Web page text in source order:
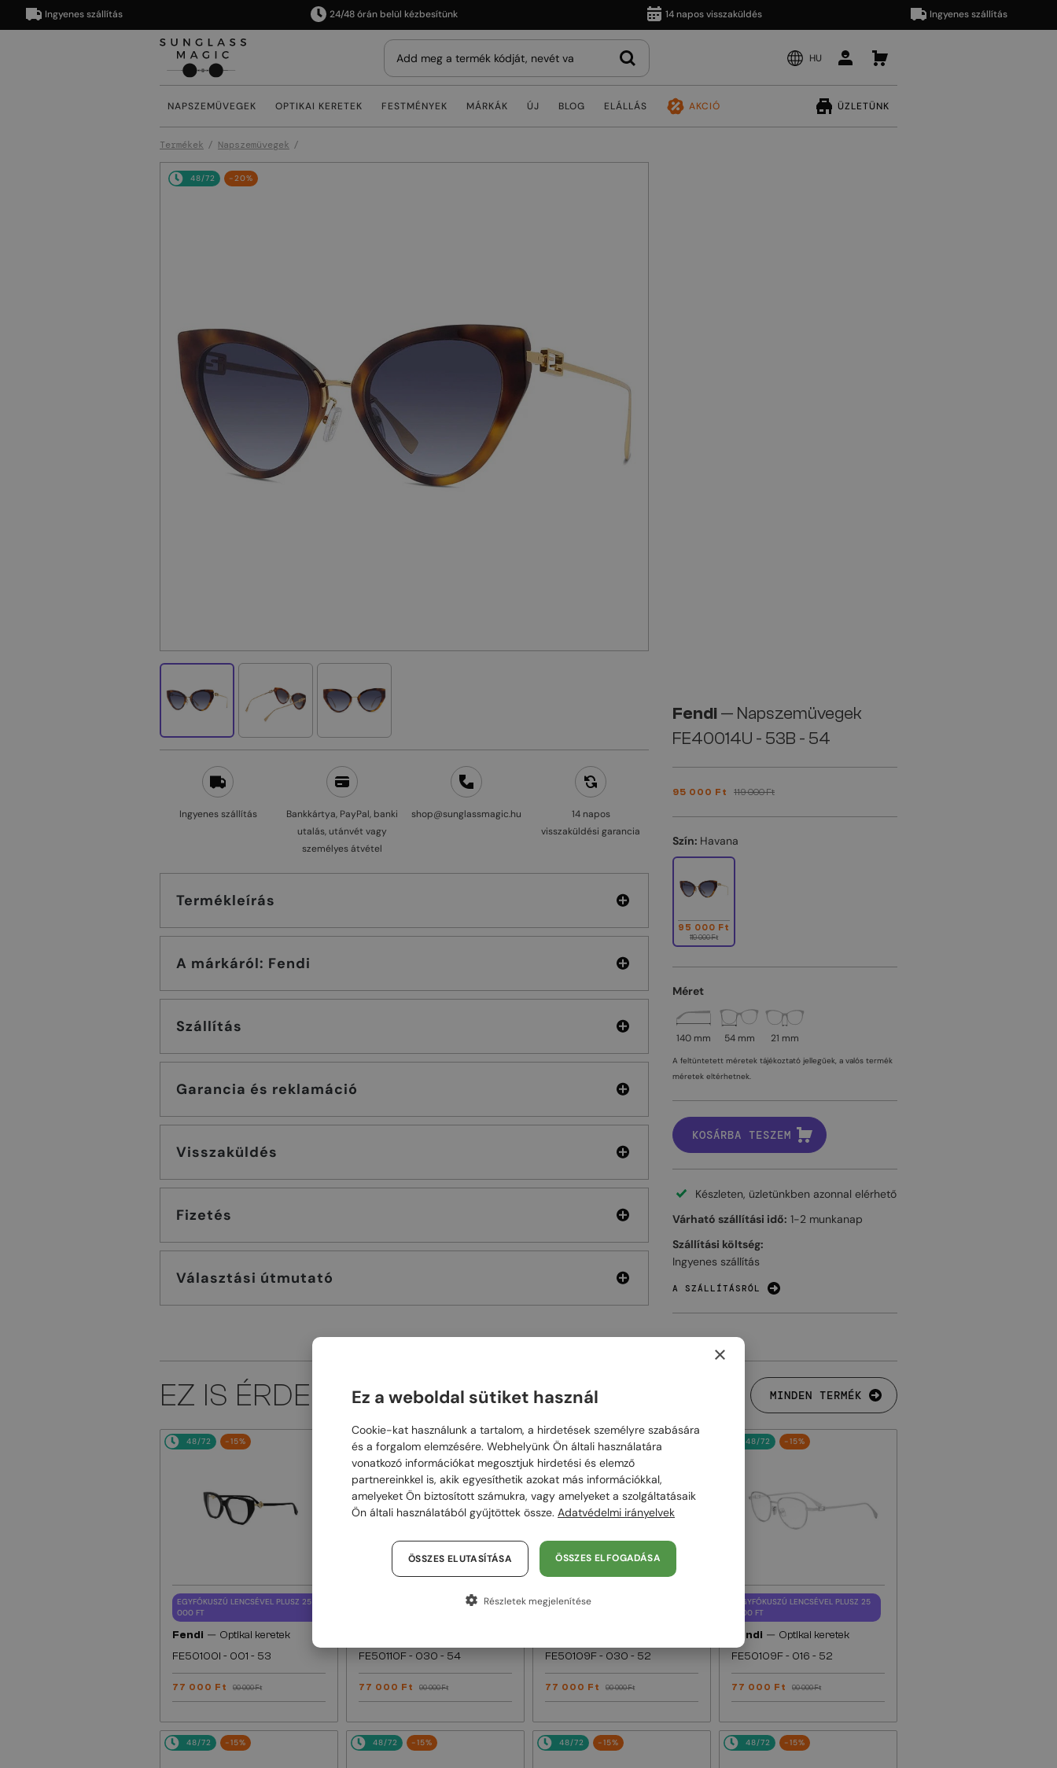
Ingyenes szállítás 24/48 órán belül kézbesítünk 14 napos visszaküldés Ingyenes szállítás
HU
NAPSZEMÜVEGEK OPTIKAI KERETEK FESTMÉNYEK MÁRKÁK ÚJ BLOG ELÁLLÁS AKCIÓ ÜZLETÜNK
Termékek Napszemüvegek
48/72 -20%
Ingyenes szállítás
Bankkártya, PayPal, banki
utalás, utánvét vagy
személyes átvétel
shop@sunglassmagic.hu
14 napos
visszaküldési garancia
Termékleírás
A márkáról: Fendi
Szállítás
Garancia és reklamáció
Visszaküldés
Fizetés
Választási útmutató
Fendi— Napszemüvegek
FE40014U - 53B - 54
95 000 Ft 119 000 Ft
Szín: Havana
95 000 Ft
119 000 Ft
Méret
140 mm 54 mm 21 mm
A feltüntetett méretek tájékoztató jellegűek, a valós termék
méretek eltérhetnek.
KOSÁRBA TESZEM
Készleten, üzletünkben azonnal elérhető
Várható szállítási idő: 1-2 munkanap
Szállítási költség:
Ingyenes szállítás
A SZÁLLÍTÁSRÓL
EZ IS ÉRDEKELHET MINDEN TERMÉK
48/72 -15%
EGYFÓKUSZÚ LENCSÉVEL PLUSZ 25
000 FT
Fendi — Optikai keretek
FE50100I - 001 - 53
77 000 Ft 90 000 Ft
48/72 -15%
EGYFÓKUSZÚ LENCSÉVEL PLUSZ 25
FE50110F - 030 - 54
77 000 Ft 90 000 Ft
48/72 -15%
EGYFÓKUSZÚ LENCSÉVEL PLUSZ 25
FE50109F - 030 - 52
77 000 Ft 90 000 Ft
48/72 -15%
EGYFÓKUSZÚ LENCSÉVEL PLUSZ 25
000 FT
Fendi — Optikai keretek
FE50109F - 016 - 52
77 000 Ft 90 000 Ft
48/72 -15% 48/72 -15% 48/72 -15% 48/72 -15%
×
Ez a weboldal sütiket használ
Cookie-kat használunk a tartalom, a hirdetések személyre szabására
és a forgalom elemzésére. Webhelyünk Ön általi használatára
vonatkozó információkat megosztjuk hirdetési és elemző
partnereinkkel is, akik egyesíthetik azokat más információkkal,
amelyeket Ön biztosított számukra, vagy amelyeket a szolgáltatásaik
Ön általi használatából gyűjtöttek össze. Adatvédelmi irányelvek
ÖSSZES ELFOGADÁSA
ÖSSZES ELUTASÍTÁSA
Részletek megjelenítése